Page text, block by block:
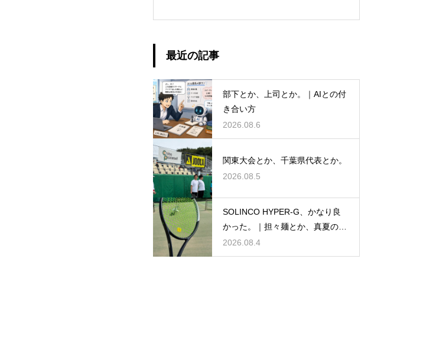
最近の記事
部下とか、上司とか。｜AIとの付
き合い方
2026.08.6
関東大会とか、千葉県代表とか。
2026.08.5
SOLINCO HYPER-G、かなり良
かった。｜担々麺とか、真夏のテ
ニスとか。
2026.08.4